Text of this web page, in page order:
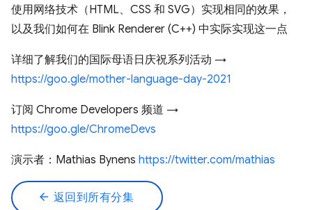
使用网络技术（HTML、CSS 和 SVG）实现相同的效果，
以及我们如何在 Blink Renderer (C++) 中实际实现这一点
详细了解我们的国际母语日庆祝系列活动 →
https://goo.gle/mother-language-day-2021
订阅 Chrome Developers 频道 →
https://goo.gle/ChromeDevs
演示者：Mathias Bynens https://twitter.com/mathias​
arrow_back 返回到所有分集